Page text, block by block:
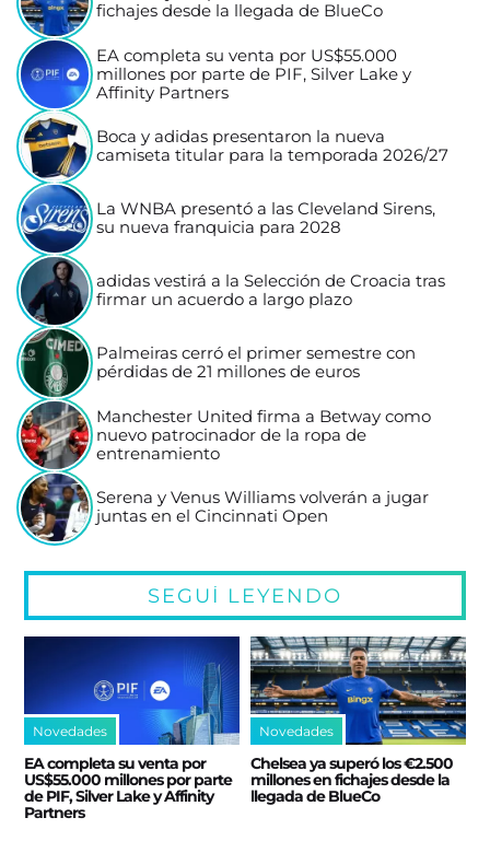
fichajes desde la llegada de BlueCo
EA completa su venta por US$55.000
millones por parte de PIF, Silver Lake y
Affinity Partners
Boca y adidas presentaron la nueva
camiseta titular para la temporada 2026/27
La WNBA presentó a las Cleveland Sirens,
su nueva franquicia para 2028
adidas vestirá a la Selección de Croacia tras
firmar un acuerdo a largo plazo
Palmeiras cerró el primer semestre con
pérdidas de 21 millones de euros
Manchester United firma a Betway como
nuevo patrocinador de la ropa de
entrenamiento
Serena y Venus Williams volverán a jugar
juntas en el Cincinnati Open
SEGUÍ LEYENDO
Novedades
EA completa su venta por
US$55.000 millones por parte
de PIF, Silver Lake y Affinity
Partners
Novedades
Chelsea ya superó los €2.500
millones en fichajes desde la
llegada de BlueCo